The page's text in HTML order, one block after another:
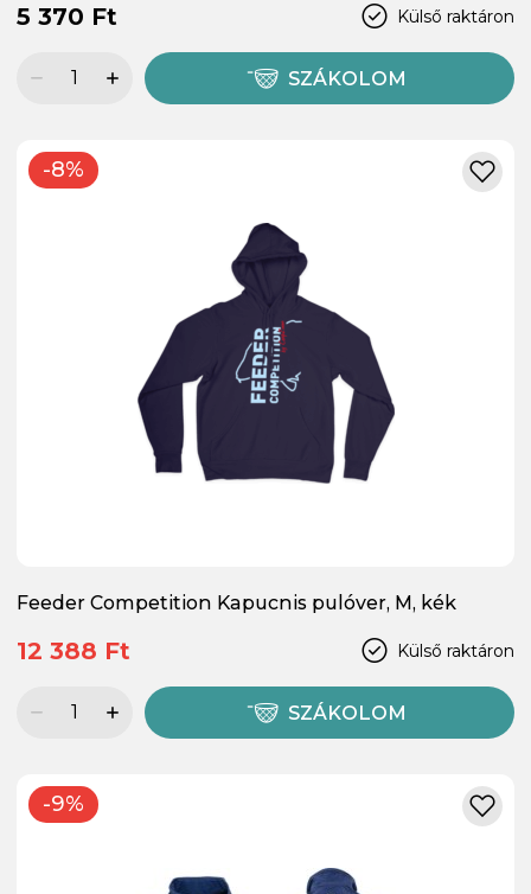
Külső raktáron
5 370 Ft
SZÁKOLOM
-8%
Feeder Competition Kapucnis pulóver, M, kék
Külső raktáron
12 388 Ft
SZÁKOLOM
-9%